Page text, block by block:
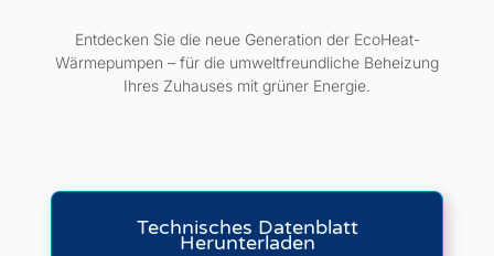
Entdecken Sie die neue Generation der EcoHeat-
Wärmepumpen – für die umweltfreundliche Beheizung
Ihres Zuhauses mit grüner Energie.
Technisches Datenblatt
Herunterladen